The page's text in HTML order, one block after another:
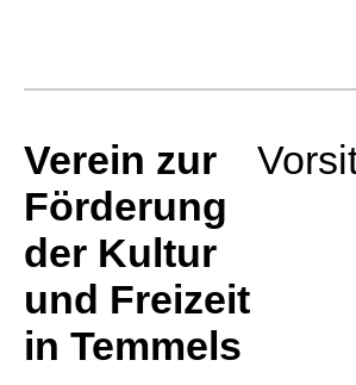
Verein zur
Förderung
der Kultur
und Freizeit
in Temmels